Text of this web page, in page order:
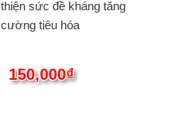
thiện sức đề kháng tăng
cường tiêu hóa
150,000₫